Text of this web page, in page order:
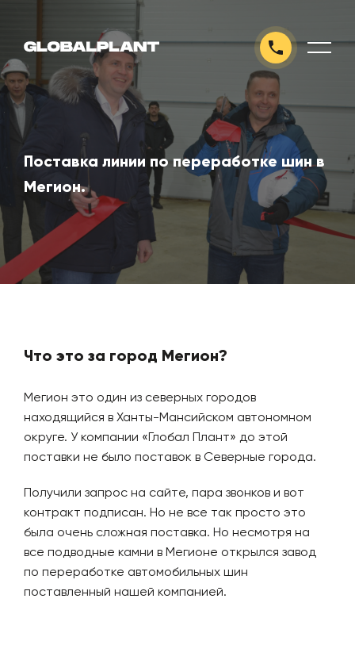
Поставка линии по переработке шин в
Мегион.
Что это за город Мегион?
Мегион это один из северных городов
находящийся в Ханты-Мансийском автономном
округе. У компании «Глобал Плант» до этой
поставки не было поставок в Северные города.
Получили запрос на сайте, пара звонков и вот
контракт подписан. Но не все так просто это
была очень сложная поставка. Но несмотря на
все подводные камни в Мегионе открылся завод
по переработке автомобильных шин
поставленный нашей компанией.